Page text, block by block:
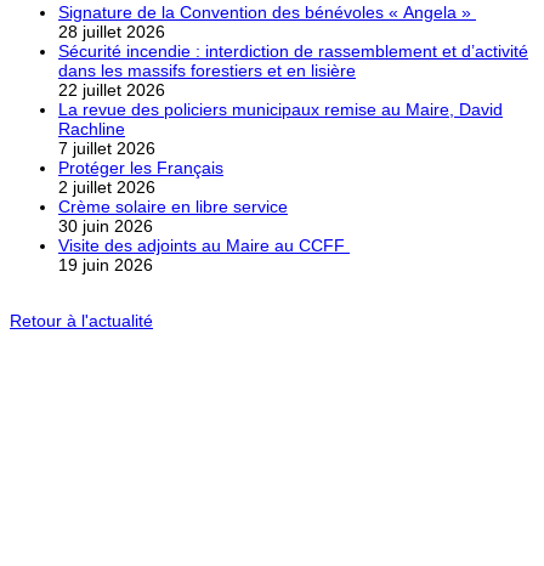
Signature de la Convention des bénévoles « Angela »
28 juillet 2026
Sécurité incendie : interdiction de rassemblement et d’activité
dans les massifs forestiers et en lisière
22 juillet 2026
La revue des policiers municipaux remise au Maire, David
Rachline
7 juillet 2026
Protéger les Français
2 juillet 2026
Crème solaire en libre service
30 juin 2026
Visite des adjoints au Maire au CCFF
19 juin 2026
Retour à l'actualité